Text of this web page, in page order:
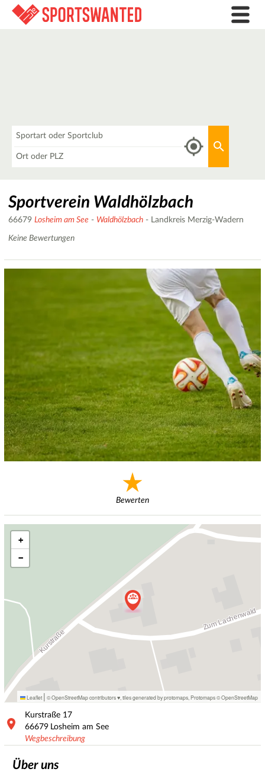
Sportverein Waldhölzbach
66679 Losheim am See - Waldhölzbach - Landkreis Merzig-Wadern
Keine Bewertungen
Bewerten
+
−
Leaflet | © OpenStreetMap contributors ♥, tiles generated by protomaps Protomaps©OpenStreetMap
Kurstraße 17
66679 Losheim am See
Wegbeschreibung
Über uns